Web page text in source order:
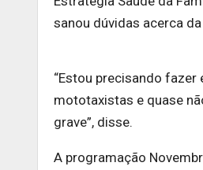
sanou dúvidas acerca
“Estou precisando fazer
mototaxistas e quase
grave”, disse.
A programação